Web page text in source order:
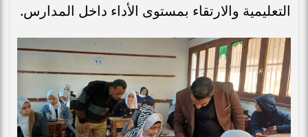
التعليمية والارتقاء بمستوى الأداء داخل المدارس.